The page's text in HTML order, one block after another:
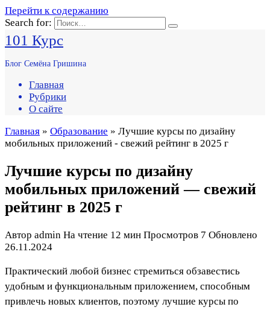
Перейти к содержанию
Search for:
101 Курс
Блог Семёна Гришина
Главная
Рубрики
О сайте
Главная » Образование » Лучшие курсы по дизайну
мобильных приложений - свежий рейтинг в 2025 г
Лучшие курсы по дизайну
мобильных приложений — свежий
рейтинг в 2025 г
Автор admin На чтение 12 мин Просмотров 7 Обновлено
26.11.2024
Практический любой бизнес стремиться обзавестись
удобным и функциональным приложением, способным
привлечь новых клиентов, поэтому лучшие курсы по